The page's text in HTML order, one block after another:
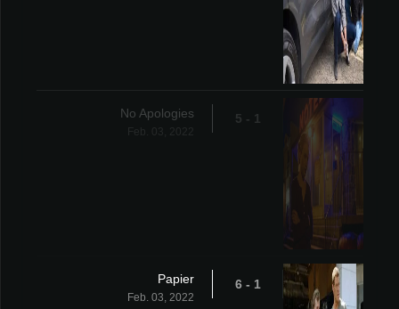
1 - 5
No Apologies
1 - 6
Papier
Feb. 03, 2022